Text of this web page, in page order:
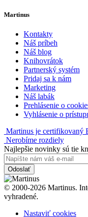
Martinus
Kontakty
Náš príbeh
Náš blog
Knihovrátok
Partnerský systém
Pridaj sa k nám
Marketing
Náš labák
Prehlásenie o
Vyhlásenie o
Martinus je certifikovaný
Nerobíme rozdiely
Najlepšie novinky sú tie
Odoslať
© 2000-2026 Martinus.
vyhradené.
Nastaviť cookies